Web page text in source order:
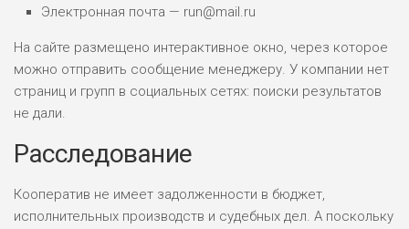
Электронная почта — run@mail.ru
На сайте размещено интерактивное окно, через которое
можно отправить сообщение менеджеру. У компании нет
страниц и групп в социальных сетях: поиски результатов
не дали.
Расследование
Кооператив не имеет задолженности в бюджет,
исполнительных производств и судебных дел. А поскольку